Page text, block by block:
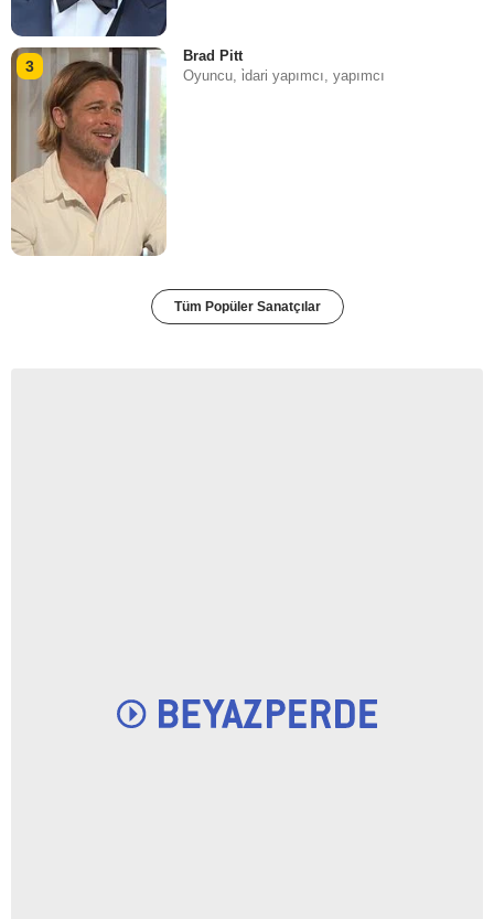
3
Brad Pitt
Oyuncu, i̇dari yapımcı, yapımcı
Tüm Popüler Sanatçılar